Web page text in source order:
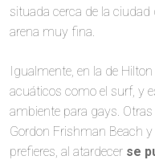
situada cerca de la
arena muy fina.
Igualmente, en la de
acuáticos como el surf, y
ambiente para gays.
Gordon Frishman Beach
prefieres, al atardecer se